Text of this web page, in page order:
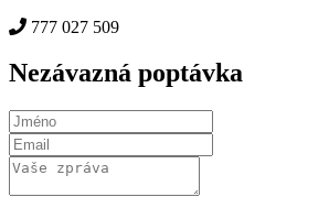
777 027 509
Nezávazná poptávka